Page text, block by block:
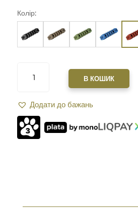
Колір:
XGUN
СЛОТІВ
M-
LOK
REIL
В КОШИК
Додати до бажань